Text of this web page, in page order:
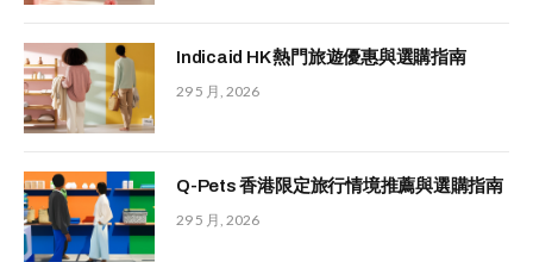
Indicaid HK 熱門旅遊優惠與選購指南
29 5 月, 2026
Q-Pets 香港限定旅行情境推薦與選購指南
29 5 月, 2026